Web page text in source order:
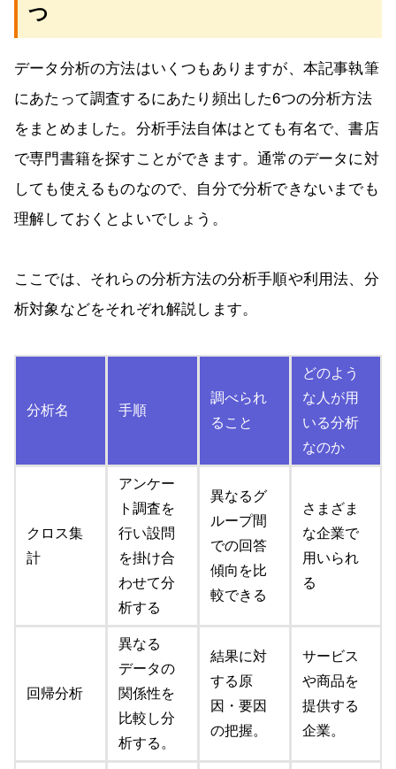
つ
データ分析の方法はいくつもありますが、本記事執筆
にあたって調査するにあたり頻出した6つの分析方法
をまとめました。分析手法自体はとても有名で、書店
で専門書籍を探すことができます。通常のデータに対
しても使えるものなので、自分で分析できないまでも
理解しておくとよいでしょう。
ここでは、それらの分析方法の分析手順や利用法、分
析対象などをそれぞれ解説します。
分析名 手順
調べられ
ること
どのよう
な人が用
いる分析
なのか
クロス集
計
アンケー
ト調査を
行い設問
を掛け合
わせて分
析する
異なるグ
ループ間
での回答
傾向を比
較できる
さまざま
な企業で
用いられ
る
回帰分析
異なる
データの
関係性を
比較し分
析する。
結果に対
する原
因・要因
の把握。
サービス
や商品を
提供する
企業。